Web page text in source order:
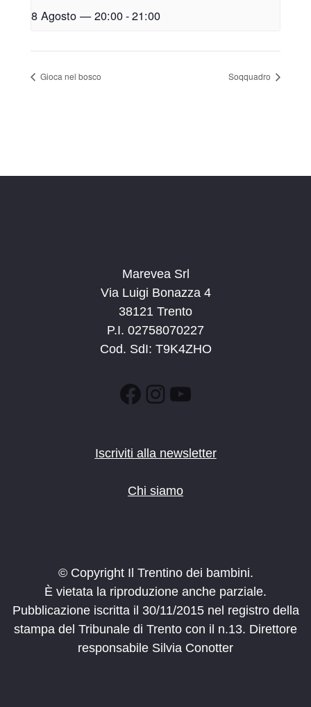
8 Agosto — 20:00-21:00
Gioca nel bosco Soqquadro
Marevea Srl
Via Luigi Bonazza 4
38121 Trento
P.I. 02758070227
Cod. SdI: T9K4ZHO
Facebook
Instagram
YouTube
Iscriviti alla newsletter
Chi siamo
© Copyright Il Trentino dei bambini.
È vietata la riproduzione anche parziale.
Pubblicazione iscritta il 30/11/2015 nel registro della
stampa del Tribunale di Trento con il n.13. Direttore
responsabile Silvia Conotter